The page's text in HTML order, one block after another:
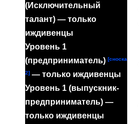
(Исключительный
талант) — только
иждивенцы
Уровень 1
(предприниматель) [сноска
2] — только иждивенцы
Уровень 1 (выпускник-
предприниматель) —
только иждивенцы